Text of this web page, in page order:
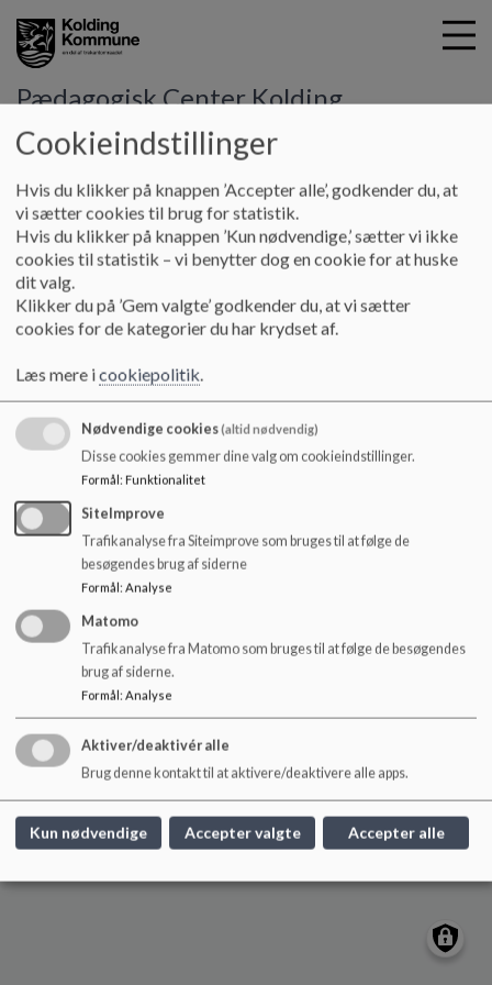
i
Pædagogisk Center Kolding
Kontakt Åbningstider
Åbningstider
Åbningstider sker efter aftale.
Vi holder som udgangspunkt lukket i skolernes ferier.
Pædagogisk Center
Dyrehavevej 116, 6000 Kolding
pc@kolding.dk
EAN NR. 5798005330103
Sitemap
Cookie politik
Cookieindstillinger
Hvis du klikker på knappen ’Accepter alle’, godkender du, at
vi sætter cookies til brug for statistik.
Hvis du klikker på knappen ’Kun nødvendige,’ sætter vi ikke
cookies til statistik – vi benytter dog en cookie for at huske
dit valg.
Klikker du på ’Gem valgte’ godkender du, at vi sætter
cookies for de kategorier du har krydset af.
Læs mere icookiepolitik.
Nødvendige cookies(altid nødvendig)
Disse cookies gemmer dine valg om cookieindstillinger.
Formål: Funktionalitet
SiteImprove
Trafikanalyse fra Siteimprove som bruges til at følge de
besøgendes brug af siderne
Formål: Analyse
Matomo
Trafikanalyse fra Matomo som bruges til at følge de besøgendes
brug af siderne.
Formål: Analyse
Aktiver/deaktivér alle
Brug denne kontakt til at aktivere/deaktivere alle apps.
Kun nødvendige Accepter valgte Accepter alle